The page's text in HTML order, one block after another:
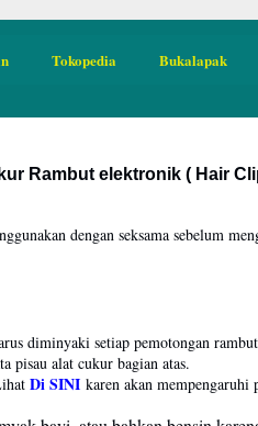
Tokopedia Bukalapak
Rambut elektronik ( Hair
dengan seksama sebelum
diminyaki setiap pemotongan
pisau alat cukur bagian atas.
Di SINI karen akan mempengaruhi